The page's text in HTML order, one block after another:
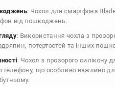
: Чохол для смартфона
від пошкоджень.
: Використання чохла з
потертостей та інших
: Чохол з прозорого силікону
телефону, що особливо важливо